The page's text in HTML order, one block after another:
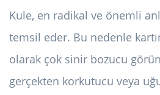
Kule, en radikal ve önemli
temsil eder. Bu nedenle
olarak çok sinir bozucu
gerçekten korkutucu veya